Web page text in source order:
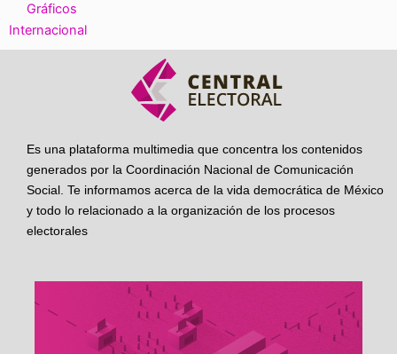
Gráficos
Internacional
Es una plataforma multimedia que concentra los contenidos
generados por la Coordinación Nacional de Comunicación
Social. Te informamos acerca de la vida democrática de México
y todo lo relacionado a la organización de los procesos
electorales